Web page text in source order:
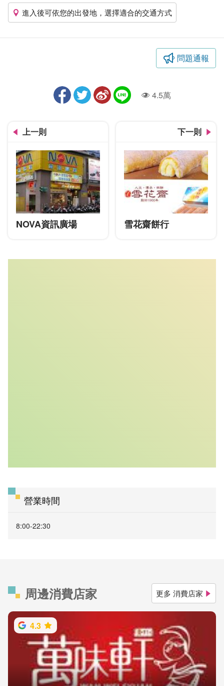
進入後可依您的出發地，選擇適合的交通方式
問題通報
人氣4.5萬
上一則
NOVA資訊廣場
下一則
雪花齋餅行
營業時間
8:00-22:30
周邊消費店家 更多 消費店家
4.3